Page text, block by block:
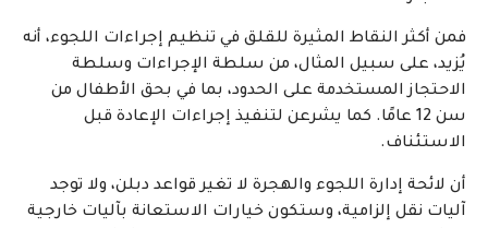
فمن أكثر النقاط المثيرة للقلق في تنظيم إجراءات اللجوء، أنه
يُزيد، على سبيل المثال، من سلطة الإجراءات وسلطة
الاحتجاز المستخدمة على الحدود، بما في بحق الأطفال من
سن 12 عامًا. كما يشرعن لتنفيذ إجراءات الإعادة قبل
الاستئناف.
أن لائحة إدارة اللجوء والهجرة لا تغير قواعد دبلن، ولا توجد
آليات نقل إلزامية، وستكون خيارات الاستعانة بآليات خارجية